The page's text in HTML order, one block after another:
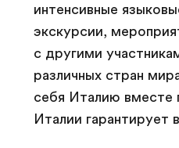
интенсивные
экскурсии,
с другими
различных стран
себя Италию вместе
Италии гарантирует